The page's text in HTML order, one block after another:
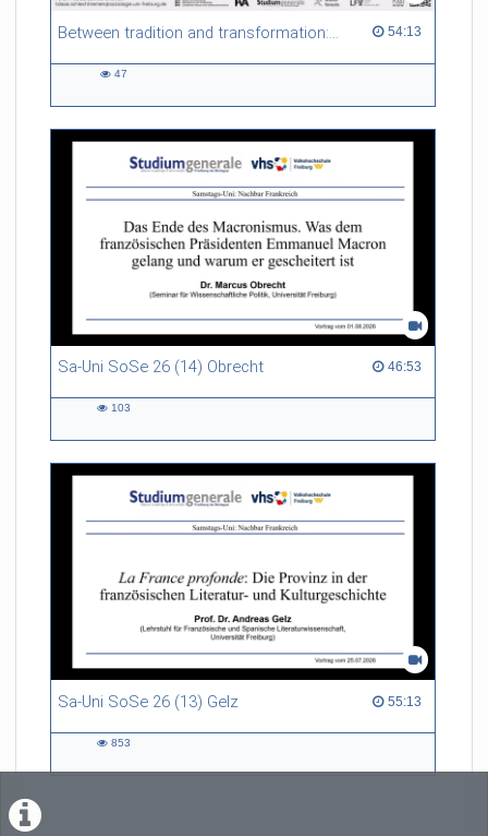
Between tradition and transformation: how owners, advisers and institutions co-create knowledge for resilient forests in Europe 54:13
54:13 duration
47
Sa-Uni SoSe 26 (14) Obrecht 46:53
46:53 duration
103
Sa-Uni SoSe 26 (13) Gelz 55:13
55:13 duration
853